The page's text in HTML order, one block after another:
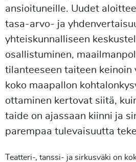
ansioituneille. Uudet
tasa-arvo- ja
yhteiskunnalliseen
osallistuminen,
tilanteeseen taiteen keinoin
koko maapallon
ottaminen kertovat siitä,
taide on ajassaan kiinni ja
parempaa tulevaisuutta
Teatteri-, tanssi- ja sirkusväki on